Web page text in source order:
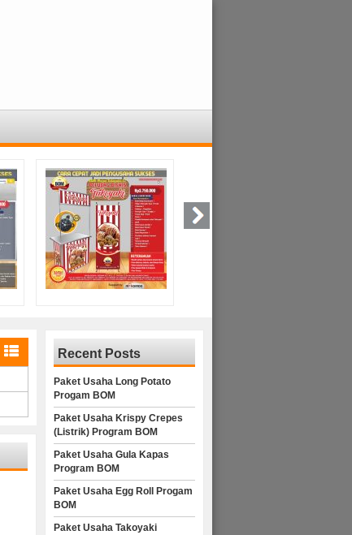
Recent Posts
Paket Usaha Long Potato
Progam BOM
Paket Usaha Krispy Crepes
(Listrik) Program BOM
Paket Usaha Gula Kapas
Program BOM
Paket Usaha Egg Roll Progam
BOM
Paket Usaha Takoyaki